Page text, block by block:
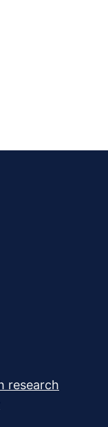
research